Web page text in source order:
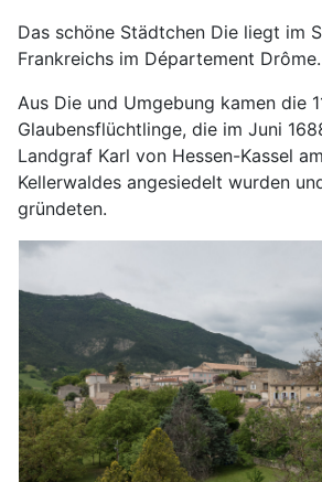
Das schöne Städtchen Die liegt im
Frankreichs im Département Drôme.
Aus Die und Umgebung kamen die
Glaubensflüchtlinge, die im Juni
Landgraf Karl von Hessen-Kassel
Kellerwaldes angesiedelt wurden
gründeten.